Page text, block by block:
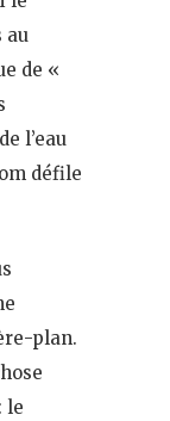
au
de «
l’eau
défile
plan.
le